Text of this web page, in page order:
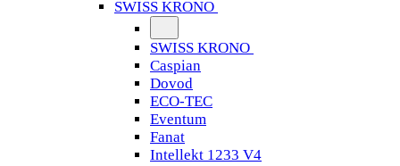
SWISS KRONO
SWISS KRONO
Caspian
Dovod
ECO-TEC
Eventum
Fanat
Intellekt 1233 V4